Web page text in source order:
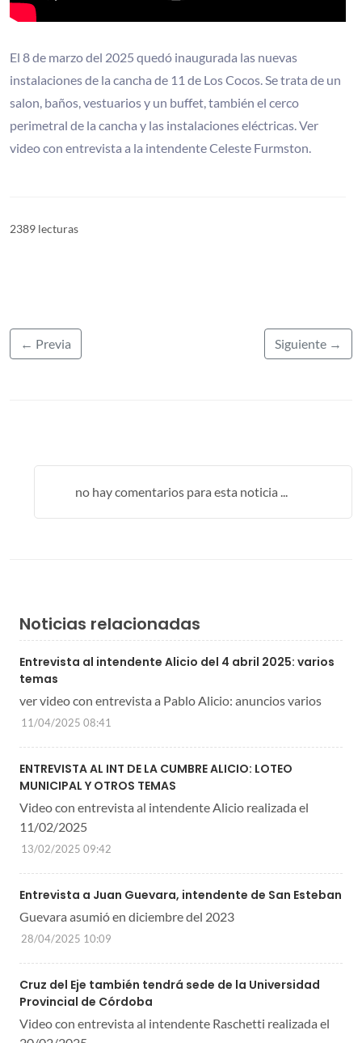
El 8 de marzo del 2025 quedó inaugurada las nuevas
instalaciones de la cancha de 11 de Los Cocos. Se trata de un
salon, baños, vestuarios y un buffet, también el cerco
perimetral de la cancha y las instalaciones eléctricas. Ver
video con entrevista a la intendente Celeste Furmston.
2389 lecturas
← Previa Siguiente →
no hay comentarios para esta noticia ...
Noticias relacionadas
Entrevista al intendente Alicio del 4 abril 2025: varios
temas
ver video con entrevista a Pablo Alicio: anuncios varios
11/04/2025 08:41
ENTREVISTA AL INT DE LA CUMBRE ALICIO: LOTEO
MUNICIPAL Y OTROS TEMAS
Video con entrevista al intendente Alicio realizada el
11/02/2025
13/02/2025 09:42
Entrevista a Juan Guevara, intendente de San Esteban
Guevara asumió en diciembre del 2023
28/04/2025 10:09
Cruz del Eje también tendrá sede de la Universidad
Provincial de Córdoba
Video con entrevista al intendente Raschetti realizada el